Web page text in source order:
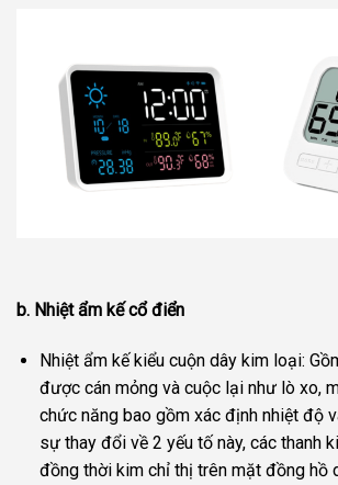
b. Nhiệt ẩm kế cổ điển
Nhiệt ẩm kế kiểu cuộn dây kim loại:
được cán mỏng và cuộc lại như lò xo,
chức năng bao gồm xác định nhiệt độ
sự thay đổi về 2 yếu tố này, các thanh
đồng thời kim chỉ thị trên mặt đồng hồ